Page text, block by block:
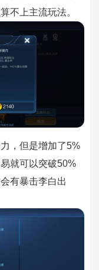
不上主流玩法。
，但是增加了5%
就可以突破50%
有暴击李白出